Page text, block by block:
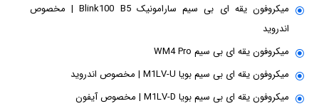
میکروفون یقه ای بی سیم سارامونیک Blink100 B5 | مخصوص
اندروید
میکروفون یقه ای بی سیم WM4 Pro
میکروفون یقه ای بی سیم بویا M1LV-U | مخصوص اندروید
میکروفون یقه ای بی سیم بویا M1LV-D | مخصوص آیفون